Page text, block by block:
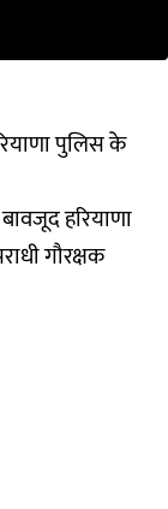
पुलिस के
हरियाणा
गौरक्षक